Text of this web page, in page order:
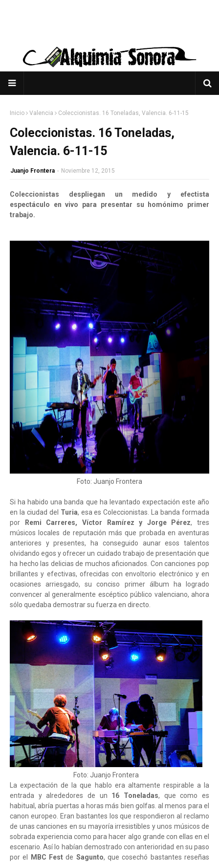
Inicio Valencia Coleccionistas. 16 Toneladas, Valencia. 6-11-15
Coleccionistas. 16 Toneladas,
Valencia. 6-11-15
Juanjo Frontera - Noviembre 12, 2015
Coleccionistas despliegan un medido y efectista
espectáculo en vivo para presentar su homónimo primer
trabajo.
Foto: Juanjo Frontera
Si ha habido una banda que ha levantado expectación este año
en la ciudad del Turia, esa es Coleccionistas. La banda formada
por Remi Carreres, Víctor Ramírez y Jorge Pérez, tres
músicos locales de reputación más que probada en aventuras
anteriores y presentes, ha conseguido aunar esos talentos
olvidando egos y ofrecer un cuidado trabajo de presentación que
ha hecho las delicias de muchos aficionados. Con canciones pop
brillantes y efectivas, ofrecidas con envoltorio electrónico y en
ocasiones arriesgado, su conciso primer álbum ha logrado
convencer al generalmente escéptico público valenciano, ahora
sólo quedaba demostrar su fuerza en directo.
Foto: Juanjo Frontera
La expectación de la que hablo era altamente respirable a la
entrada y alrededores de un 16 Toneladas, que como es
habitual, abría puertas a horas más bien golfas. al menos para el
canon europeo. Eran bastantes los que respondieron al reclamo
de unas canciones en su mayoría irresistibles y unos músicos de
sobrada experiencia como para hacer algo grande con ellas en el
escenario. Así lo habían demostrado con anterioridad en su paso
por el
MBC Fest de Sagunto, que cosechó bastantes reseñas